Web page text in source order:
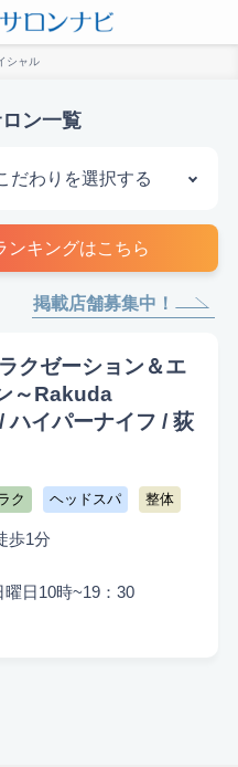
シャル
ン一覧
だわりを選択する
ンキングはこちら
掲載店舗募集中！
クゼーション＆エ
～Rakuda
ハイパーナイフ / 荻
ク ヘッドスパ 整体
歩1分
日10時~19：30